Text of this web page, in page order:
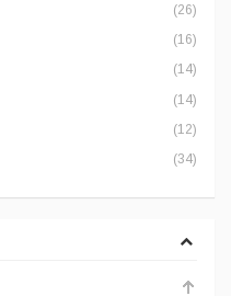
(26)
(16)
(14)
(14)
(12)
(34)